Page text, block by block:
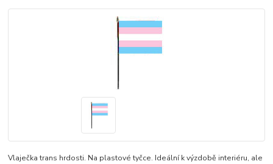
Vlaječka trans hrdosti. Na plastové tyčce. Ideální k výzdobě interiéru, ale